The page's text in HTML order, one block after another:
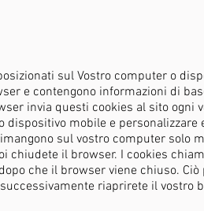
sul Vostro computer o
e contengono informazioni di
invia questi cookies al sito ogni
mobile e personalizzare
sul vostro computer solo
il browser. I cookies
che il browser viene chiuso.
riaprirete il vostro